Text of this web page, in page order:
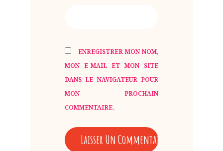
ENREGISTRER MON NOM,
MON E-MAIL ET MON SITE
DANS LE NAVIGATEUR POUR
MON PROCHAIN
COMMENTAIRE.